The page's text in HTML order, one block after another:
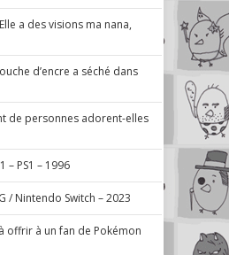
a des visions ma nana,
d’encre a séché dans
de personnes adorent-elles
– PS1 – 1996
/ Nintendo Switch – 2023
offrir à un fan de Pokémon